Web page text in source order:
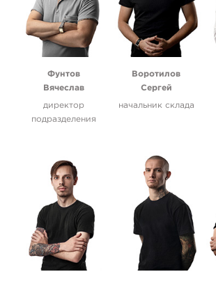
Фунтов
Вячеслав
директор
подразделения
Воротилов
Сергей
начальник склада